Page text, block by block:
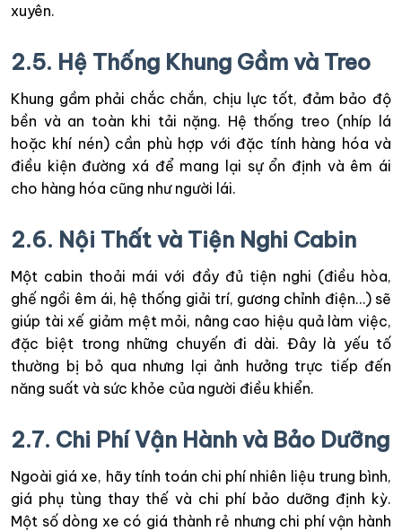
xuyên.
2.5. Hệ Thống Khung Gầm và Treo
Khung gầm phải chắc chắn, chịu lực tốt, đảm bảo độ
bền và an toàn khi tải nặng. Hệ thống treo (nhíp lá
hoặc khí nén) cần phù hợp với đặc tính hàng hóa và
điều kiện đường xá để mang lại sự ổn định và êm ái
cho hàng hóa cũng như người lái.
2.6. Nội Thất và Tiện Nghi Cabin
Một cabin thoải mái với đầy đủ tiện nghi (điều hòa,
ghế ngồi êm ái, hệ thống giải trí, gương chỉnh điện…) sẽ
giúp tài xế giảm mệt mỏi, nâng cao hiệu quả làm việc,
đặc biệt trong những chuyến đi dài. Đây là yếu tố
thường bị bỏ qua nhưng lại ảnh hưởng trực tiếp đến
năng suất và sức khỏe của người điều khiển.
2.7. Chi Phí Vận Hành và Bảo Dưỡng
Ngoài giá xe, hãy tính toán chi phí nhiên liệu trung bình,
giá phụ tùng thay thế và chi phí bảo dưỡng định kỳ.
Một số dòng xe có giá thành rẻ nhưng chi phí vận hành